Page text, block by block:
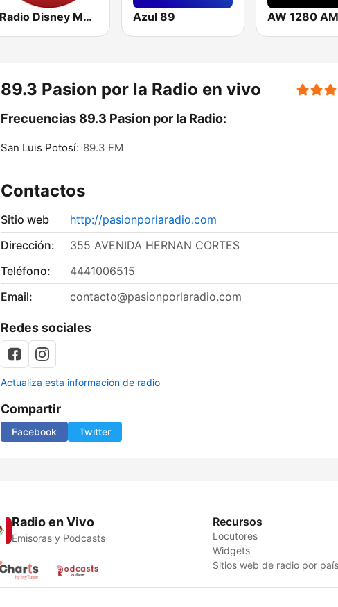
Radio Disney México Azul 89
89.3 Pasion por la Radio en vivo
Frecuencias 89.3 Pasion por la Radio:
San Luis Potosí: 89.3 FM
Contactos
Sitio web
http://pasionporlaradio.com
Dirección:
355 AVENIDA HERNAN CORTES
Teléfono:
4441006515
Email:
contacto@pasionporlaradio.com
Redes sociales
Actualiza esta información de radio
Compartir
Facebook Twitter
Radio en Vivo
Emisoras y Podcasts
Recursos
Locutores
Widgets
Sitios web de radio por país